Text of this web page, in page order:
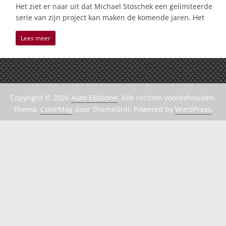
Het ziet er naar uit dat Michael Stoschek een gelimiteerde
serie van zijn project kan maken de komende jaren. Het
Lees meer
Copyright © 2026 Auto Edizione. Alle rechten voorbehouden.
Thema: ColorMag door ThemeGrill. Powered by WordPress.